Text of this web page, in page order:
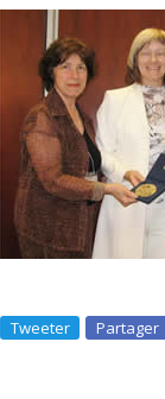
Tweeter Partager